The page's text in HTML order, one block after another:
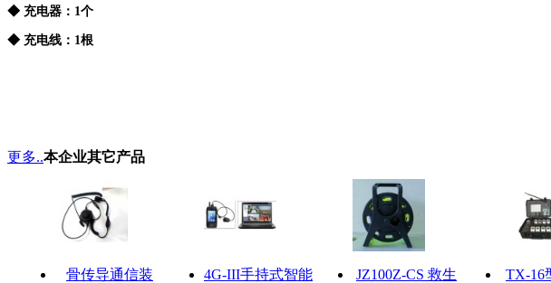
◆ 充电器： 1个
◆ 充电线： 1根
更多..本企业其它产品
骨传导通信装
4G-III手持式智能
JZ100Z-CS 救生
TX-16